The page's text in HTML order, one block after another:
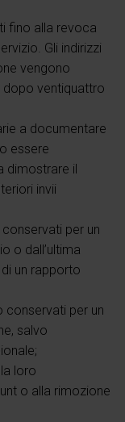
fino alla revoca
Gli indirizzi
vengono
ventiquattro
a documentare
essere
dimostrare il
invii
per un
o dall’ultima
un rapporto
conservati per un
salvo
loro
o alla rimozione